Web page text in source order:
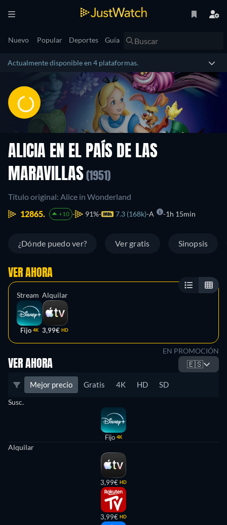
Nuevo Popular Deportes Guía
Actualmente disponible en 4 plataformas.
ALICIA EN EL PAÍS DE LAS
MARAVILLAS (1951)
Título original: Alice in Wonderland
12865.
+10 91% 7.3 (168k) A 1h 15min
¿Dónde puedo ver? Ver gratis Sinopsis
VER AHORA
Stream
Fijo 4K
Alquilar
3,99€ HD
EN PROMOCIÓN
VER AHORA 🇪🇸
Mejor precio Gratis 4K HD SD
Susc.
Fijo 4K
Alquilar
3,99€ HD
3,99€ HD